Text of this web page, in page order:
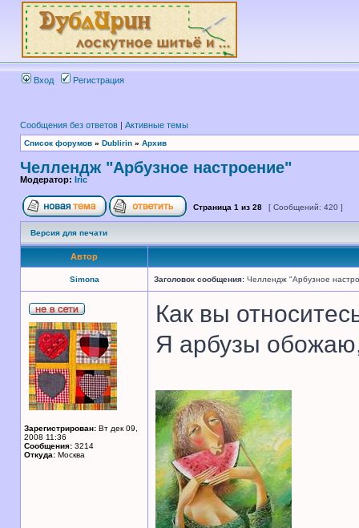
Вход Регистрация
Сообщения без ответов | Активные темы
Список форумов » Dublirin » Архив
Челлендж "Арбузное настроение"
Модератор: Iric
Страница 1 из 28 [ Сообщений: 420 ]
Версия для печати
Автор
Simona Заголовок сообщения: Челлендж "Арбузное
Зарегистрирован: Вт дек 09,
2008 11:36
Сообщения: 3214
Откуда: Москва
Как вы
Я арбузы